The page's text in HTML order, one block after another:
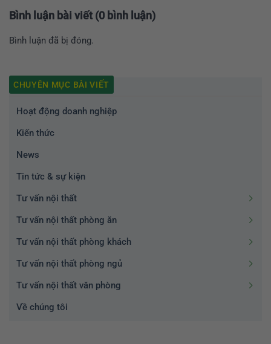
Bình luận bài viết (0 bình luận)
Bình luận đã bị đóng.
CHUYÊN MỤC BÀI VIẾT
Hoạt động doanh nghiệp
Kiến thức
News
Tin tức & sự kiện
Tư vấn nội thất
Tư vấn nội thất phòng ăn
Tư vấn nội thất phòng khách
Tư vấn nội thất phòng ngủ
Tư vấn nội thất văn phòng
Về chúng tôi